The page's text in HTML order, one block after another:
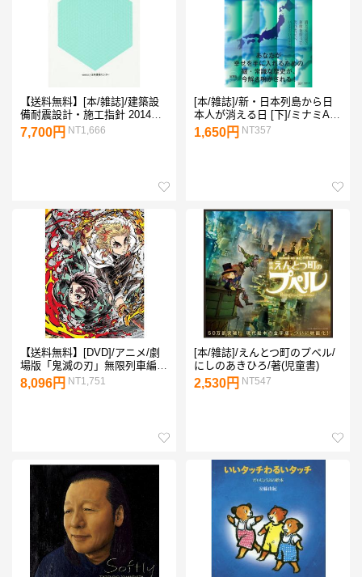
【送料無料】[本/雑誌]/建築設
備耐震設計・施工指針 2014年
版/建築研究所/監修 建築設備耐
震設計・施工指針2014年版編
7,700円 NT1,666
[本/雑誌]/新・日本列島から日
本人が消える日 [下]/ミナミAア
シュタール/著
1,650円 NT357
【送料無料】[DVD]/アニメ/劇
場版「鬼滅の刃」無限列車編
[完全生産限定版]
8,096円 NT1,751
[本/雑誌]/えんとつ町のプペル/
にしのあきひろ/著(児童書)
2,530円 NT547